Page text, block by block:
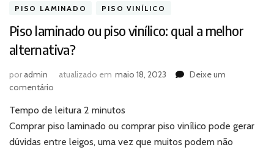
PISO LAMINADO PISO VINÍLICO
Piso laminado ou piso vinílico: qual a melhor
alternativa?
poradmin atualizado em maio 18, 2023
Deixe um
comentário
laminado
ou
piso
Tempo de leitura 2 minutos
Comprar piso laminado ou comprar piso vinílico pode gerar
dúvidas entre leigos, uma vez que muitos podem não